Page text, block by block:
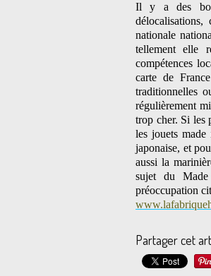
Il y a des
nationale
tellement elle
compétences
carte de
traditionnelles
régulièrement
trop cher. Si les
les jouets
japonaise, et
aussi la
sujet du
préoccupation
Partager cet